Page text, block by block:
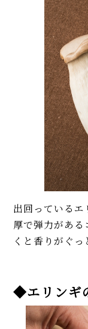
出回っている
厚で弾力があ
くと香りがぐっ
◆エリンギ